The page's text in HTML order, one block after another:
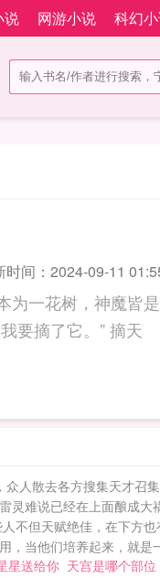
说 网游小说 科幻
时间：2024-09-11
为一花树，神魔皆
“天，也是一果，我要摘了它。” 摘天
人散去各方搜集天才
灵难说已经在上面酿成
不但天赋绝佳，在下方
，当他们培养起来，就是
星送给你 天宫是哪个部位